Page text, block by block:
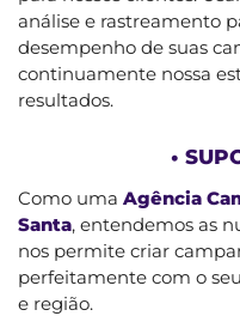
análise e rastreamento
desempenho de suas
continuamente nossa
resultados.
•
Como uma Agência
Santa, entendemos as
nos permite criar
perfeitamente com o
e região.